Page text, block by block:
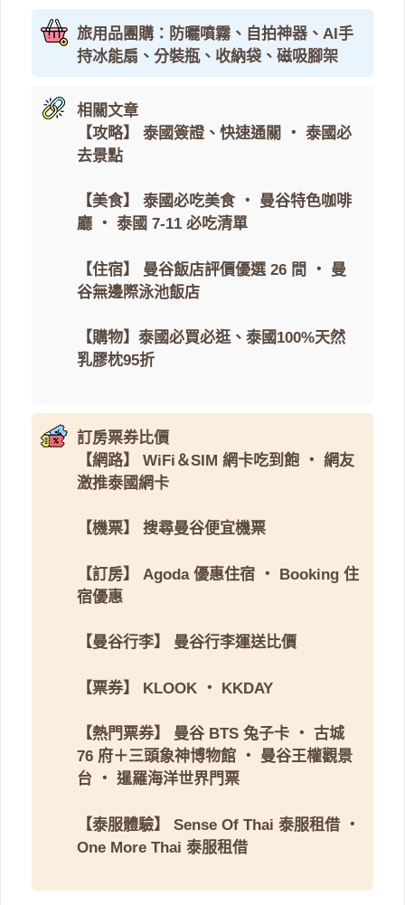
旅用品團購：防曬噴霧、自拍神器、AI手
持冰能扇、分裝瓶、收納袋、磁吸腳架
相關文章
【攻略】
泰國簽證、快速通關 ・ 泰國必
去景點
【美食】 泰國必吃美食・ 曼谷特色咖啡
廳 ・ 泰國 7-11 必吃清單
【住宿】 曼谷飯店評價優選 26 間 ・ 曼
谷無邊際泳池飯店
【購物】 泰國必買必逛、 泰國100%天然
乳膠枕95折
訂房票券比價
【網路】
WiFi＆SIM 網卡吃到飽 ・ 網友
激推泰國網卡
【機票】 搜尋曼谷便宜機票
【訂房】 Agoda 優惠住宿 ・ Booking 住
宿優惠
【曼谷行李】 曼谷行李運送比價
【票券】 KLOOK ・ KKDAY
【熱門票券】 曼谷 BTS 兔子卡 ・ 古城
76 府＋三頭象神博物館 ・ 曼谷王權觀景
台 ・ 暹羅海洋世界門票
【泰服體驗】 Sense Of Thai 泰服租借 ・
One More Thai 泰服租借